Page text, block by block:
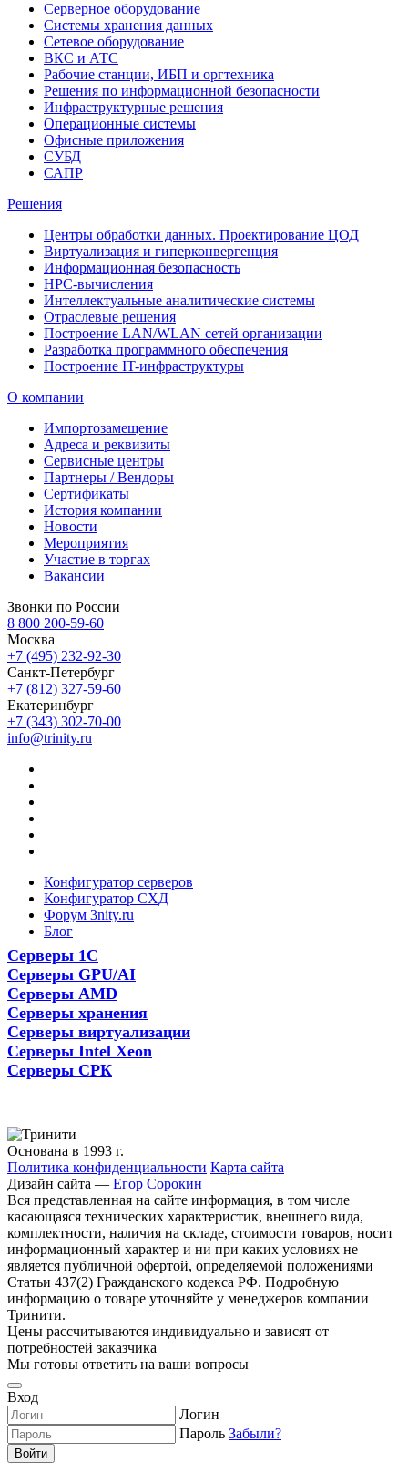
Серверное оборудование
Системы хранения данных
Сетевое оборудование
ВКС и АТС
Рабочие станции, ИБП и оргтехника
Решения по информационной безопасности
Инфраструктурные решения
Операционные системы
Офисные приложения
СУБД
САПР
Решения
Центры обработки данных. Проектирование ЦОД
Виртуализация и гиперконвергенция
Информационная безопасность
HPC-вычисления
Интеллектуальные аналитические системы
Отраслевые решения
Построение LAN/WLAN сетей организации
Разработка программного обеспечения
Построение IT-инфраструктуры
О компании
Импортозамещение
Адреса и реквизиты
Сервисные центры
Партнеры / Вендоры
Сертификаты
История компании
Новости
Мероприятия
Участие в торгах
Вакансии
Звонки по России
8 800 200-59-60
Москва
+7 (495) 232-92-30
Санкт-Петербург
+7 (812) 327-59-60
Екатеринбург
+7 (343) 302-70-00
info@trinity.ru
Конфигуратор серверов
Конфигуратор СХД
Форум 3nity.ru
Блог
Серверы 1С
Серверы GPU/AI
Серверы AMD
Серверы хранения
Серверы виртуализации
Серверы Intel Xeon
Серверы СРК
Основана в 1993 г.
Политика конфиденциальности Карта сайта
Дизайн сайта — Егор Сорокин
Вся представленная на сайте информация, в том числе
касающаяся технических характеристик, внешнего вида,
комплектности, наличия на складе, стоимости товаров, носит
информационный характер и ни при каких условиях не
является публичной офертой, определяемой положениями
Статьи 437(2) Гражданского кодекса РФ. Подробную
информацию о товаре уточняйте у менеджеров компании
Тринити.
Цены рассчитываются индивидуально и зависят от
потребностей заказчика
Мы готовы ответить на ваши вопросы
Вход
Логин
Пароль Забыли?
Войти